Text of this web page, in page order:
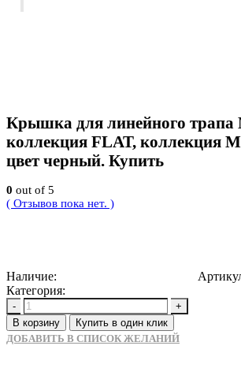
Крышка для линейного трапа
коллекция FLAT, коллекция
цвет черный. Купить
0 out of 5
( Отзывов пока нет. )
Наличие:
Категория:
-
+
В корзину
Купить в один клик
ДОБАВИТЬ В СПИСОК ЖЕЛАНИЙ